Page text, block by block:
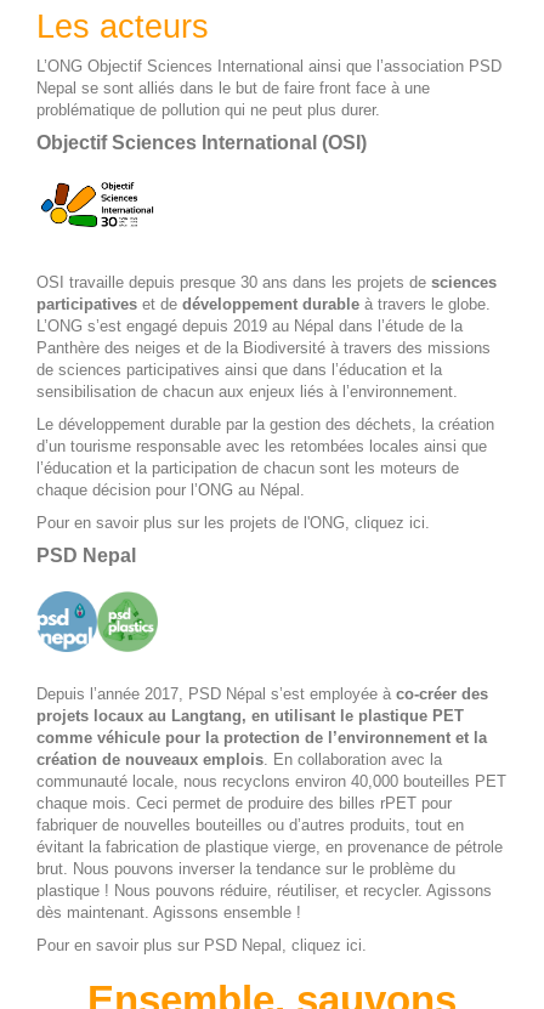
Les acteurs
L’ONG Objectif Sciences International ainsi que l’association PSD
Nepal se sont alliés dans le but de faire front face à une
problématique de pollution qui ne peut plus durer.
Objectif Sciences International (OSI)
OSI travaille depuis presque 30 ans dans les projets de sciences
participatives et de développement durable à travers le globe.
L’ONG s’est engagé depuis 2019 au Népal dans l’étude de la
Panthère des neiges et de la Biodiversité à travers des missions
de sciences participatives ainsi que dans l’éducation et la
sensibilisation de chacun aux enjeux liés à l’environnement.
Le développement durable par la gestion des déchets, la création
d’un tourisme responsable avec les retombées locales ainsi que
l’éducation et la participation de chacun sont les moteurs de
chaque décision pour l’ONG au Népal.
Pour en savoir plus sur les projets de l'ONG, cliquez ici.
PSD Nepal
Depuis l’année 2017, PSD Népal s’est employée à co-créer des
projets locaux au Langtang, en utilisant le plastique PET
comme véhicule pour la protection de l’environnement et la
création de nouveaux emplois . En collaboration avec la
communauté locale, nous recyclons environ 40,000 bouteilles PET
chaque mois. Ceci permet de produire des billes rPET pour
fabriquer de nouvelles bouteilles ou d’autres produits, tout en
évitant la fabrication de plastique vierge, en provenance de pétrole
brut. Nous pouvons inverser la tendance sur le problème du
plastique ! Nous pouvons réduire, réutiliser, et recycler. Agissons
dès maintenant. Agissons ensemble !
Pour en savoir plus sur PSD Nepal, cliquez ici
Ensemble, sauvons